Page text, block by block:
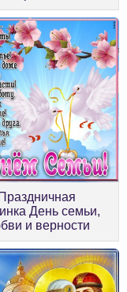
Праздничная
День семьи,
и верности